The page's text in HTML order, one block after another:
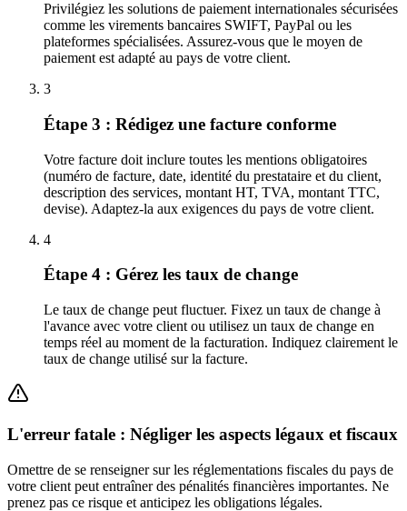
Privilégiez les solutions de paiement internationales sécurisées
comme les virements bancaires SWIFT, PayPal ou les
plateformes spécialisées. Assurez-vous que le moyen de
paiement est adapté au pays de votre client.
3
Étape 3 : Rédigez une facture conforme
Votre facture doit inclure toutes les mentions obligatoires
(numéro de facture, date, identité du prestataire et du client,
description des services, montant HT, TVA, montant TTC,
devise). Adaptez-la aux exigences du pays de votre client.
4
Étape 4 : Gérez les taux de change
Le taux de change peut fluctuer. Fixez un taux de change à
l'avance avec votre client ou utilisez un taux de change en
temps réel au moment de la facturation. Indiquez clairement le
taux de change utilisé sur la facture.
L'erreur fatale : Négliger les aspects légaux et fiscaux
Omettre de se renseigner sur les réglementations fiscales du pays de
votre client peut entraîner des pénalités financières importantes. Ne
prenez pas ce risque et anticipez les obligations légales.